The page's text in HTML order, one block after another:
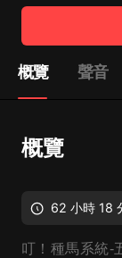
概覽 聲音
概覽
62 小時 18
叮！種馬系統-